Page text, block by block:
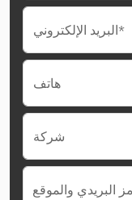
البريد الإلكتروني*
هاتف
شركة
البريدي والموقع